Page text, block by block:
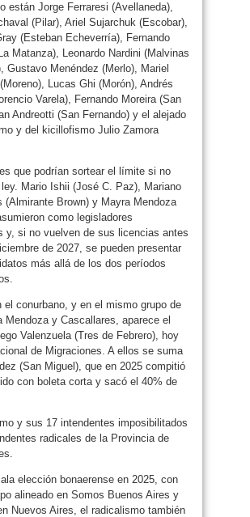
están Jorge Ferraresi (Avellaneda),
(Pilar), Ariel Sujarchuk (Escobar),
(Esteban Echeverría), Fernando
Matanza), Leonardo Nardini (Malvinas
Gustavo Menéndez (Merlo), Mariel
Lucas Ghi (Morón), Andrés
Varela), Fernando Moreira (San
Andreotti (San Fernando) y el alejado
y del kicillofismo Julio Zamora
que podrían sortear el límite si no
Mario Ishii (José C. Paz), Mariano
(Almirante Brown) y Mayra Mendoza
como legisladores
y, si no vuelven de sus licencias antes
de 2027, se pueden presentar
más allá de los dos períodos
el conurbano, y en el mismo grupo de
Mendoza y Cascallares, aparece el
Valenzuela (Tres de Febrero), hoy
de Migraciones. A ellos se suma
(San Miguel), que en 2025 compitió
con boleta corta y sacó el 40% de
y sus 17 intendentes imposibilitados
radicales de la Provincia de
elección bonaerense en 2025, con
alineado en Somos Buenos Aires y
Nuevos Aires, el radicalismo también